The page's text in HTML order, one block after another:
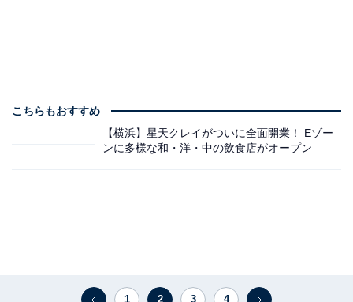
こちらもおすすめ
【横浜】星天クレイがついに全面開業！ Eゾー
ンに多様な和・洋・中の飲食店がオープン
1 2 3 4